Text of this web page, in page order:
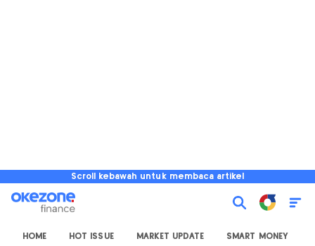
Scroll kebawah untuk membaca artikel
HOME HOT ISSUE MARKET UPDATE SMART MONEY